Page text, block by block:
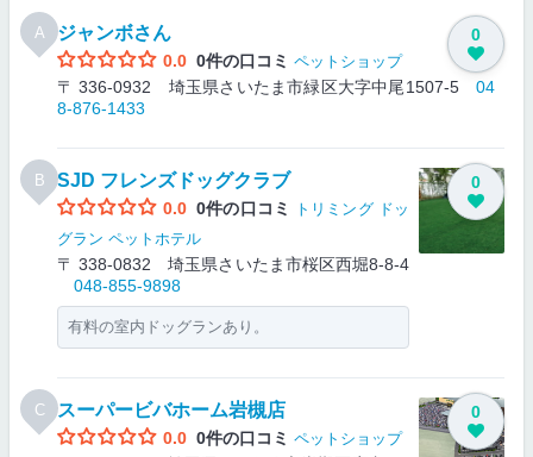
A ジャンボさん
0.0 0件の口コミ ペットショップ
〒 336-0932 埼玉県さいたま市緑区大字中尾1507-5 04
8-876-1433
0
B SJD フレンズドッグクラブ
0.0 0件の口コミ トリミング ドッ
グラン ペットホテル
〒 338-0832 埼玉県さいたま市桜区西堀8-8-4
048-855-9898
有料の室内ドッグランあり。
0
C スーパービバホーム岩槻店
0.0 0件の口コミ ペットショップ
0